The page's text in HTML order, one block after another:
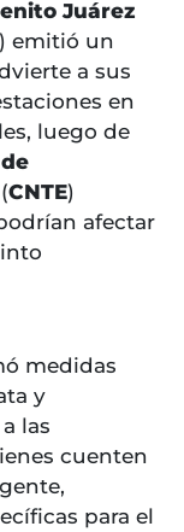
Juárez
) emitió un
a sus
en
luego de
(CNTE)
afectar
medidas
y
las
cuenten
para el